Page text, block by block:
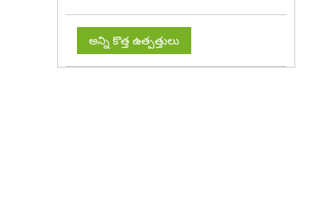
అన్ని కొత్త ఉత్పత్తులు